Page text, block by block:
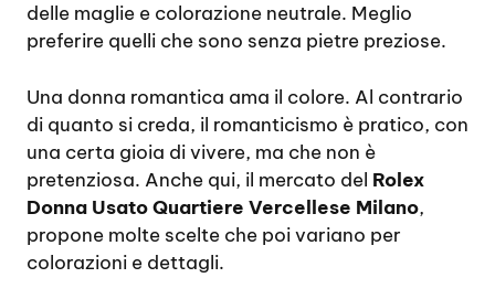
delle maglie e colorazione neutrale. Meglio
preferire quelli che sono senza pietre preziose.
Una donna romantica ama il colore. Al contrario
di quanto si creda, il romanticismo è pratico, con
una certa gioia di vivere, ma che non è
pretenziosa. Anche qui, il mercato del Rolex
Donna Usato Quartiere Vercellese Milano,
propone molte scelte che poi variano per
colorazioni e dettagli.